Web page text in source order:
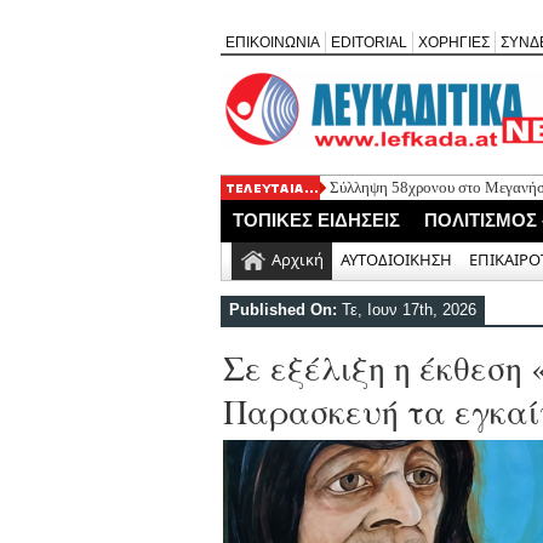
ΕΠΙΚΟΙΝΩΝΙΑ EDITORIAL ΧΟΡΗΓΙΕΣ
Σύλληψη 58χρονου στο
Δύο συλλήψεις για κατοχή
Mέχρι τον Άγιο Νικόλαο
Αφιέρωμα στον Ηλία Λογοθέτη
Γράμμο
ΤΟΠΙΚΕΣ ΕΙΔΗΣΕΙΣ
Αρχική ΑΥΤΟΔΙΟΙΚΗΣΗ
Published On: Τε, Ιουν 17th, 2026
Σε εξέλιξη η έκθεση
Παρασκευή τα